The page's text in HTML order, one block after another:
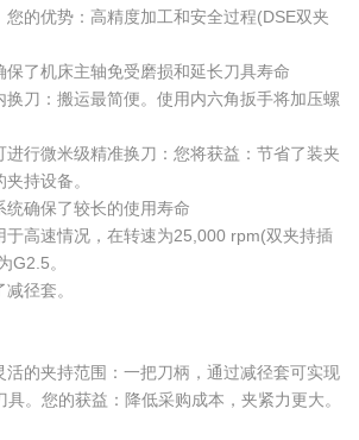
的优势：高精度加工和安全过程(DSE双夹
保了机床主轴免受磨损和延长刀具寿命
刀：搬运最简便。使用内六角扳手将加压螺
行微米级精准换刀：您将获益：节省了装夹
持设备。
确保了较长的使用寿命
于高速情况，在转速为25,000 rpm(双夹持插
G2.5。
径套。
活的夹持范围：一把刀柄，通过减径套可实现
。您的获益：降低采购成本，夹紧力更大。